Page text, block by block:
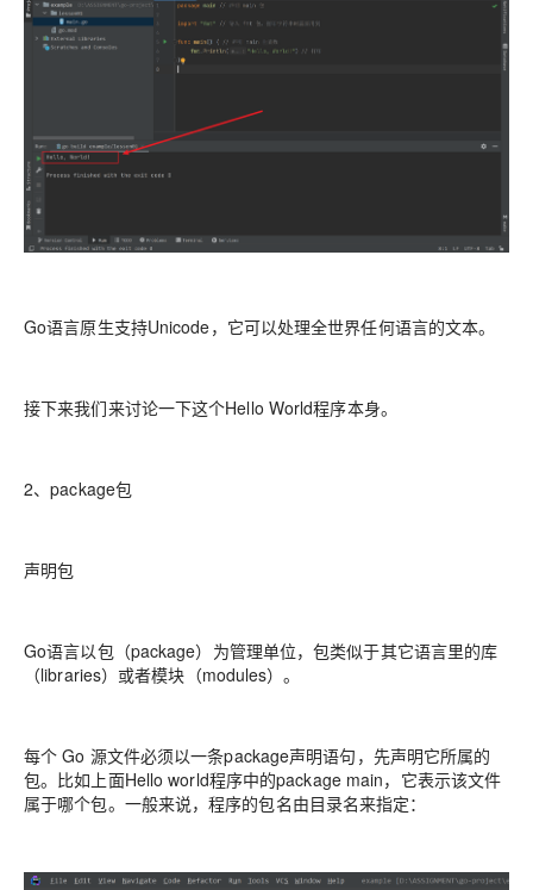
Go语言原生支持Unicode，它可以处理全世界任何语言的文本。
接下来我们来讨论一下这个Hello World程序本身。
2、package包
声明包
Go语言以包（package）为管理单位，包类似于其它语言里的库
（libraries）或者模块（modules）。
每个 Go 源文件必须以一条package声明语句，先声明它所属的
包。比如上面Hello world程序中的package main，它表示该文件
属于哪个包。一般来说，程序的包名由目录名来指定：